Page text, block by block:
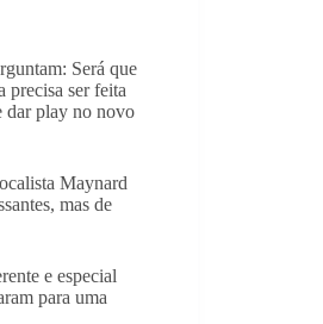
Será que
precisa ser feita
dar play no novo
Maynard
mas de
e especial
para uma